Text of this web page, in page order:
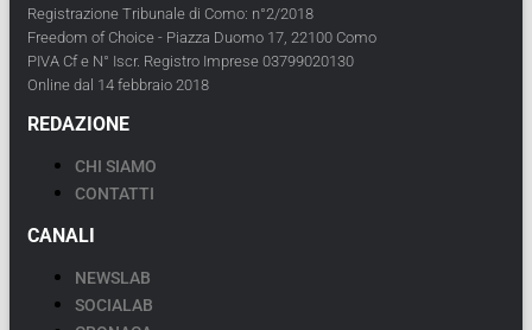
Registrazione Tribunale di Como: n°2/2018
Freedom of Choice - Piazza Duomo 17, 22100 Como
PIVA Cf e N° Iscr. Registro Imprese 03799020130
Online dal 14 febbraio 2018
REDAZIONE
CHI SIAMO
CONTATTI
CANALI
NEWSLAB
SOCIALAB